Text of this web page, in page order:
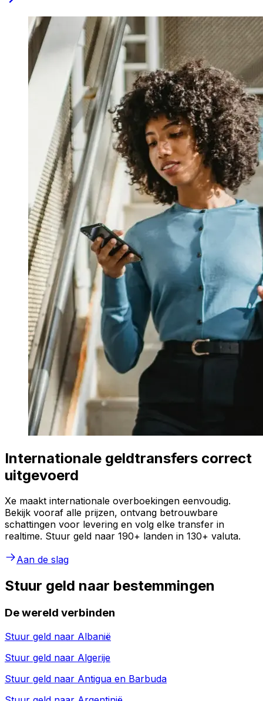
Internationale geldtransfers correct
uitgevoerd
Xe maakt internationale overboekingen eenvoudig.
Bekijk vooraf alle prijzen, ontvang betrouwbare
schattingen voor levering en volg elke transfer in
realtime. Stuur geld naar 190+ landen in 130+ valuta.
Aan de slag
Stuur geld naar bestemmingen
De wereld verbinden
Stuur geld naar Albanië
Stuur geld naar Algerije
Stuur geld naar Antigua en Barbuda